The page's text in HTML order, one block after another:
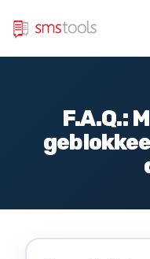
F.A.Q.: